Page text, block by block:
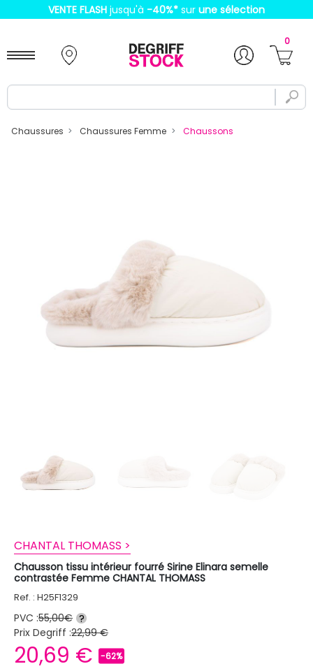
VENTE FLASH jusqu'à -40%* sur une sélection
0
Chaussures Chaussures Femme Chaussons
CHANTAL THOMASS >
Chausson tissu intérieur fourré Sirine Elinara semelle
contrastée Femme CHANTAL THOMASS
Ref. : H25F1329
PVC :55,00€ ?
Prix Degriff :22,99 €
20,69 € -62%